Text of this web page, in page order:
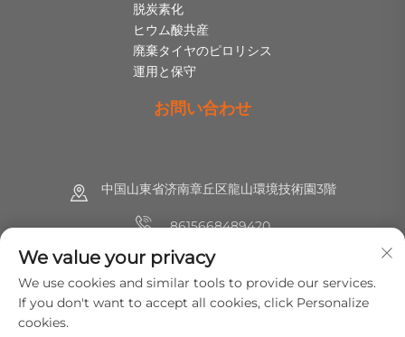
脱炭素化
ヒウム酸共産
廃棄タイヤのピロリシス
運用と保守
お問い合わせ
中国山東省济南章丘区龍山環境技術園3階
8615668489420
+86 (0) 531 8891 0288
[email protected]
We value your privacy
We use cookies and similar tools to provide our services.
If you don't want to accept all cookies, click Personalize
cookies.